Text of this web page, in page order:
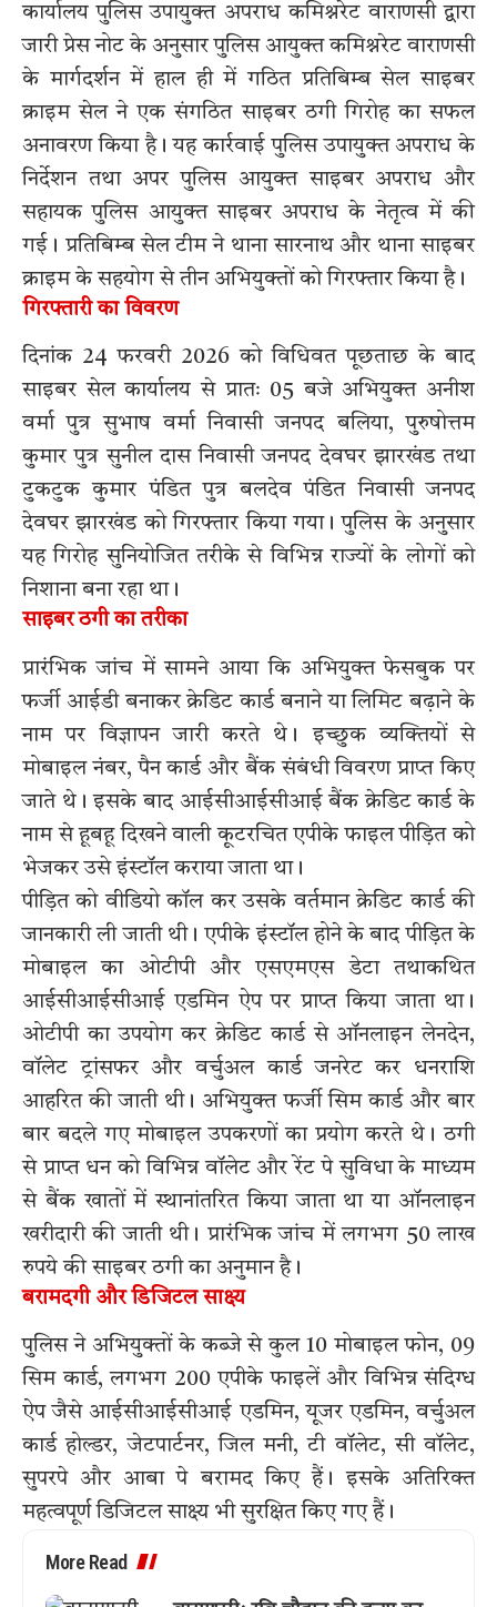
कार्यालय पुलिस उपायुक्त अपराध कमिश्नरेट वाराणसी द्वारा
जारी प्रेस नोट के अनुसार पुलिस आयुक्त कमिश्नरेट वाराणसी
के मार्गदर्शन में हाल ही में गठित प्रतिबिम्ब सेल साइबर
क्राइम सेल ने एक संगठित साइबर ठगी गिरोह का सफल
अनावरण किया है। यह कार्रवाई पुलिस उपायुक्त अपराध के
निर्देशन तथा अपर पुलिस आयुक्त साइबर अपराध और
सहायक पुलिस आयुक्त साइबर अपराध के नेतृत्व में की
गई। प्रतिबिम्ब सेल टीम ने थाना सारनाथ और थाना साइबर
क्राइम के सहयोग से तीन अभियुक्तों को गिरफ्तार किया है।
गिरफ्तारी का विवरण
दिनांक 24 फरवरी 2026 को विधिवत पूछताछ के बाद
साइबर सेल कार्यालय से प्रातः 05 बजे अभियुक्त अनीश
वर्मा पुत्र सुभाष वर्मा निवासी जनपद बलिया, पुरुषोत्तम
कुमार पुत्र सुनील दास निवासी जनपद देवघर झारखंड तथा
टुकटुक कुमार पंडित पुत्र बलदेव पंडित निवासी जनपद
देवघर झारखंड को गिरफ्तार किया गया। पुलिस के अनुसार
यह गिरोह सुनियोजित तरीके से विभिन्न राज्यों के लोगों को
निशाना बना रहा था।
साइबर ठगी का तरीका
प्रारंभिक जांच में सामने आया कि अभियुक्त फेसबुक पर
फर्जी आईडी बनाकर क्रेडिट कार्ड बनाने या लिमिट बढ़ाने के
नाम पर विज्ञापन जारी करते थे। इच्छुक व्यक्तियों से
मोबाइल नंबर, पैन कार्ड और बैंक संबंधी विवरण प्राप्त किए
जाते थे। इसके बाद आईसीआईसीआई बैंक क्रेडिट कार्ड के
नाम से हूबहू दिखने वाली कूटरचित एपीके फाइल पीड़ित को
भेजकर उसे इंस्टॉल कराया जाता था।
पीड़ित को वीडियो कॉल कर उसके वर्तमान क्रेडिट कार्ड की
जानकारी ली जाती थी। एपीके इंस्टॉल होने के बाद पीड़ित के
मोबाइल का ओटीपी और एसएमएस डेटा तथाकथित
आईसीआईसीआई एडमिन ऐप पर प्राप्त किया जाता था।
ओटीपी का उपयोग कर क्रेडिट कार्ड से ऑनलाइन लेनदेन,
वॉलेट ट्रांसफर और वर्चुअल कार्ड जनरेट कर धनराशि
आहरित की जाती थी। अभियुक्त फर्जी सिम कार्ड और बार
बार बदले गए मोबाइल उपकरणों का प्रयोग करते थे। ठगी
से प्राप्त धन को विभिन्न वॉलेट और रेंट पे सुविधा के माध्यम
से बैंक खातों में स्थानांतरित किया जाता था या ऑनलाइन
खरीदारी की जाती थी। प्रारंभिक जांच में लगभग 50 लाख
रुपये की साइबर ठगी का अनुमान है।
बरामदगी और डिजिटल साक्ष्य
पुलिस ने अभियुक्तों के कब्जे से कुल 10 मोबाइल फोन, 09
सिम कार्ड, लगभग 200 एपीके फाइलें और विभिन्न संदिग्ध
ऐप जैसे आईसीआईसीआई एडमिन, यूजर एडमिन, वर्चुअल
कार्ड होल्डर, जेटपार्टनर, जिल मनी, टी वॉलेट, सी वॉलेट,
सुपरपे और आबा पे बरामद किए हैं। इसके अतिरिक्त
महत्वपूर्ण डिजिटल साक्ष्य भी सुरक्षित किए गए हैं।
More Read